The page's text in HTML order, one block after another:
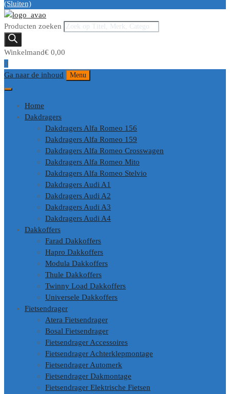
(Sluiten)
Producten zoeken
Winkelmand€ 0,00
0
Ga naar de inhoud
Menu
Home
Dakdragers
Dakdragers Alfa Romeo 156
Dakdragers Alfa Romeo 159
Dakdragers Alfa Romeo Crosswagen
Dakdragers Alfa Romeo Mito
Dakdragers Alfa Romeo Stelvio
Dakdragers Audi A1
Dakdragers Audi A2
Dakdragers Audi A3
Dakdragers Audi A4
Dakkoffers
Farad Dakkoffers
Hapro Dakkoffers
Modula Dakkoffers
Thule Dakkoffers
Twinny Load Dakkoffers
Universele Dakkoffers
Fietsendrager
Atera Fietsendrager
Bosal Fietsendrager
Fietsendrager Accessoires
Fietsendrager Achterklepmontage
Fietsendrager Automerk
Fietsendrager Dakmontage
Fietsendrager Elektrische Fietsen